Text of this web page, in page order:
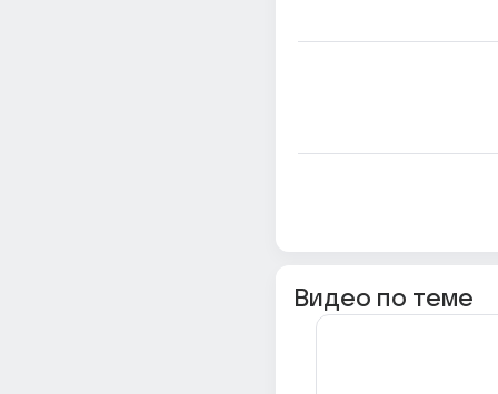
Видео по теме